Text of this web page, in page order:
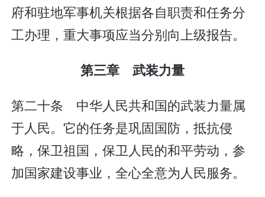
府和驻地军事机关根据各自职责和任务分
工办理，重大事项应当分别向上级报告。
第三章 武装力量
第二十条 中华人民共和国的武装力量属
于人民。它的任务是巩固国防，抵抗侵
略，保卫祖国，保卫人民的和平劳动，参
加国家建设事业，全心全意为人民服务。